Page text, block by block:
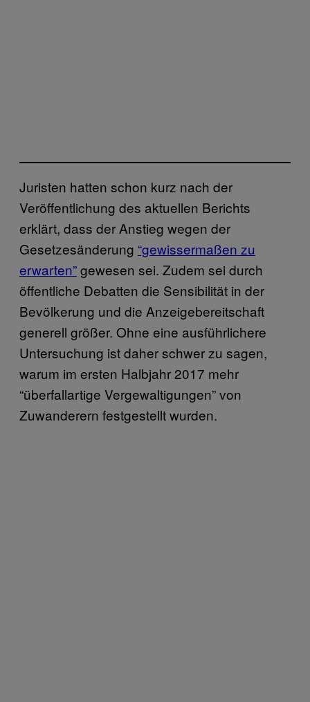
Juristen hatten schon kurz nach der
Veröffentlichung des aktuellen Berichts
erklärt, dass der Anstieg wegen der
Gesetzesänderung “gewissermaßen zu
erwarten”gewesen sei. Zudem sei durch
öffentliche Debatten die Sensibilität in der
Bevölkerung und die Anzeigebereitschaft
generell größer. Ohne eine ausführlichere
Untersuchung ist daher schwer zu sagen,
warum im ersten Halbjahr 2017 mehr
“überfallartige Vergewaltigungen” von
Zuwanderern festgestellt wurden.